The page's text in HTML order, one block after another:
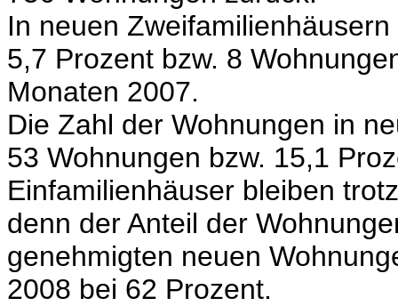
In neuen
5,7 Prozent bzw. 8
Monaten 2007.
Die Zahl der Wohnungen in
53 Wohnungen bzw. 15,1
Einfamilienhäuser bleiben
denn der Anteil der
genehmigten neuen
2008 bei 62 Prozent.